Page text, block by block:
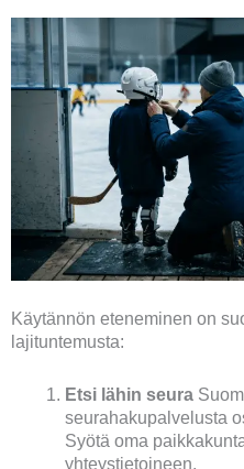
Käytännön eteneminen on
lajituntemusta:
Etsi lähin seura
seurahakupalvelusta
Syötä oma
yhteystietoineen.